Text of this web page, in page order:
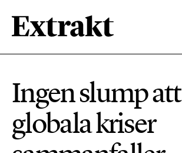
Biologisk mångfald
Hållbara städer
Nyhetsbrev
Om Extrakt
900 ARTIKLAR
584 ARTIKLAR
Hållbara städer
473 ARTIKLAR
Ingen slump att
globala kriser